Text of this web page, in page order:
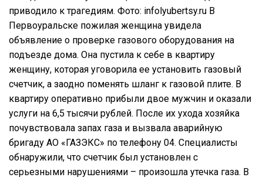
приводило к трагедиям. Фото: infolyubertsy.ru В
Первоуральске пожилая женщина увидела
объявление о проверке газового оборудования на
подъезде дома. Она пустила к себе в квартиру
женщину, которая уговорила ее установить газовый
счетчик, а заодно поменять шланг к газовой плите. В
квартиру оперативно прибыли двое мужчин и оказали
услуги на 6,5 тысячи рублей. После их ухода хозяйка
почувствовала запах газа и вызвала аварийную
бригаду АО «ГАЗЭКС» по телефону 04. Специалисты
обнаружили, что счетчик был установлен с
серьезными нарушениями – произошла утечка газа. В